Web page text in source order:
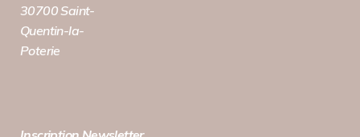
30700 Saint-
Quentin-la-
Poterie